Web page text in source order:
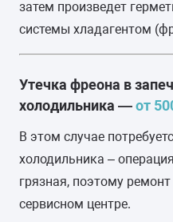
затем произведет
системы хладагентом
Утечка фреона в
холодильника —от
В этом случае
холодильника –
грязная, поэтому
сервисном центре.